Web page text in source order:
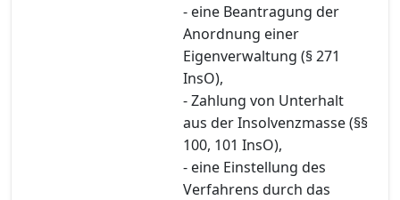
- eine Beantragung der
Anordnung einer
Eigenverwaltung (§ 271
InsO),
- Zahlung von Unterhalt
aus der Insolvenzmasse (§§
100, 101 InsO),
- eine Einstellung des
Verfahrens durch das